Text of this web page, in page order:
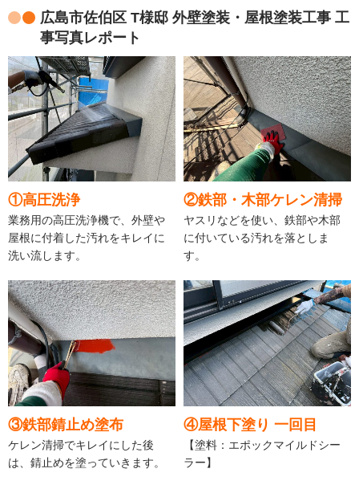
広島市佐伯区 T様邸 外壁塗装・屋根塗装工事 工
事写真レポート
①高圧洗浄
業務用の高圧洗浄機で、外壁や
屋根に付着した汚れをキレイに
洗い流します。
②鉄部・木部ケレン清掃
ヤスリなどを使い、鉄部や木部
に付いている汚れを落としま
す。
③鉄部錆止め塗布
ケレン清掃でキレイにした後
は、錆止めを塗っていきます。
④屋根下塗り 一回目
【塗料：エポックマイルドシー
ラー】